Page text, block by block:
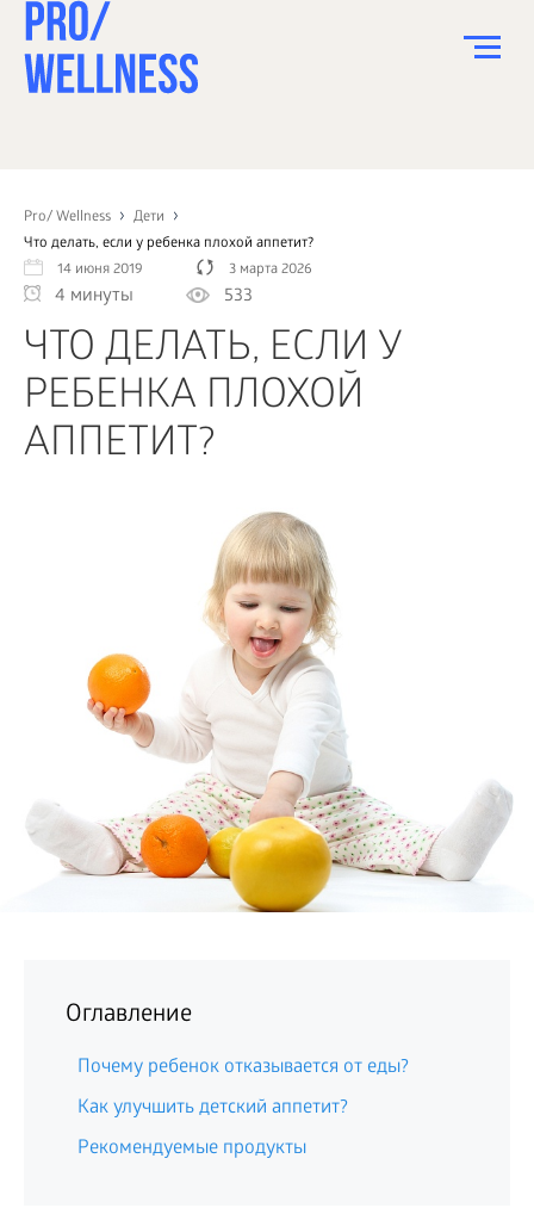
Pro/ Wellness
Дети
Что делать, если у ребенка плохой аппетит?
14 июня 2019
3 марта 2026
4 минуты 533
ЧТО ДЕЛАТЬ, ЕСЛИ У
РЕБЕНКА ПЛОХОЙ
АППЕТИТ?
Оглавление
Почему ребенок отказывается от еды?
Как улучшить детский аппетит?
Рекомендуемые продукты
СПОРТ
ЗДОРОВЬЕ
КРАСОТА
ПСИХОЛОГИЯ
ДЕТИ